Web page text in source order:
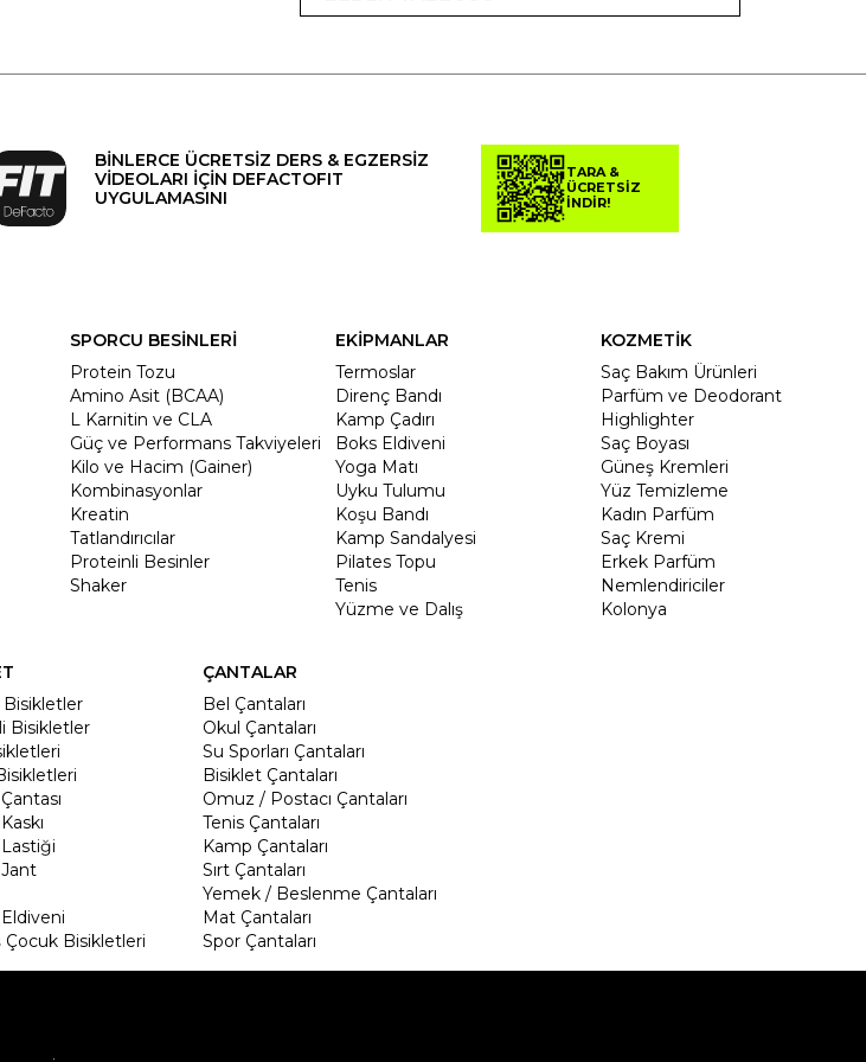
BİNLERCE ÜCRETSİZ DERS & EGZERSİZ
VİDEOLARI İÇİN DEFACTOFIT
UYGULAMASINI
TARA &
ÜCRETSİZ
İNDİR!
SPORCU BESİNLERİ
Protein Tozu
Amino Asit (BCAA)
L Karnitin ve CLA
Güç ve Performans Takviyeleri
Kilo ve Hacim (Gainer)
Kombinasyonlar
Kreatin
Tatlandırıcılar
Proteinli Besinler
Shaker
EKİPMANLAR
Termoslar
Direnç Bandı
Kamp Çadırı
Boks Eldiveni
Yoga Matı
Uyku Tulumu
Koşu Bandı
Kamp Sandalyesi
Pilates Topu
Tenis
Yüzme ve Dalış
KOZMETİK
Saç Bakım Ürünleri
Parfüm ve Deodorant
Highlighter
Saç Boyası
Güneş Kremleri
Yüz Temizleme
Kadın Parfüm
Saç Kremi
Erkek Parfüm
Nemlendiriciler
Kolonya
Bisikletler
Bisikletler
Çocuk Bisikletleri
ÇANTALAR
Bel Çantaları
Okul Çantaları
Su Sporları Çantaları
Bisiklet Çantaları
Omuz / Postacı Çantaları
Tenis Çantaları
Kamp Çantaları
Sırt Çantaları
Yemek / Beslenme Çantaları
Mat Çantaları
Spor Çantaları